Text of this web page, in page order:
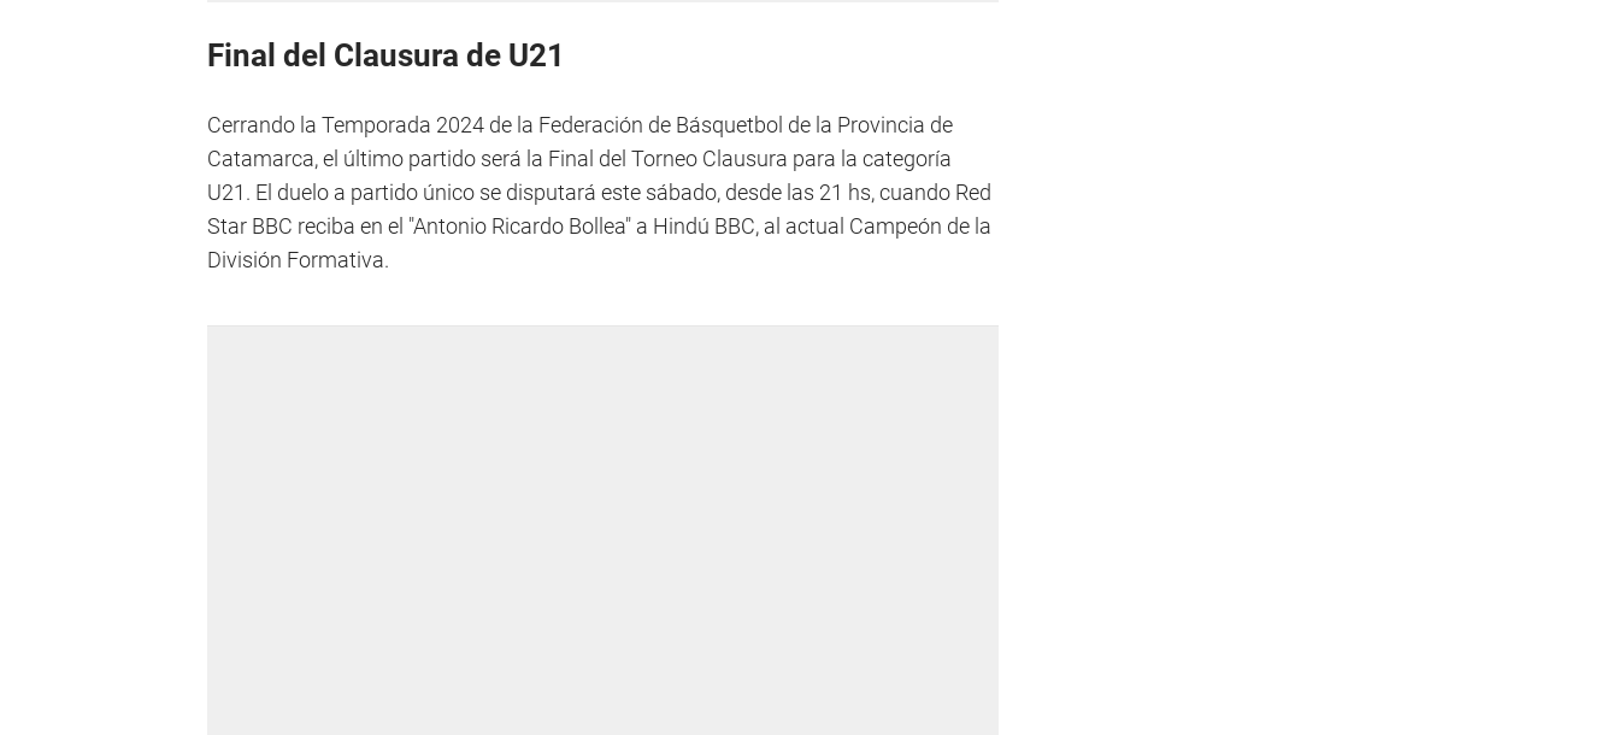
Final del Clausura de U21
Cerrando la Temporada 2024 de la Federación de Básquetbol de la Provincia de
Catamarca, el último partido será la Final del Torneo Clausura para la categoría
U21. El duelo a partido único se disputará este sábado, desde las 21 hs, cuando Red
Star BBC reciba en el "Antonio Ricardo Bollea" a Hindú BBC, al actual Campeón de la
División Formativa.